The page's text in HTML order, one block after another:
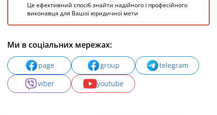
Це ефективний спосіб знайти надійного і професійного
виконавця для Вашої юридичної мети
Ми в соціальних мережах:
page group
telegram
viber
youtube